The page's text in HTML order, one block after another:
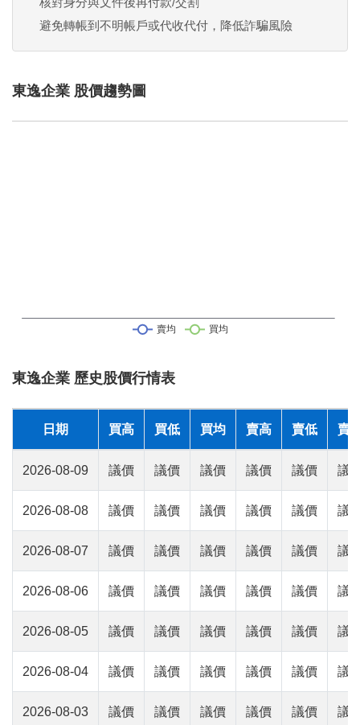
避免轉帳到不明帳戶或代收代付，降低詐騙風險
東逸企業 股價趨勢圖
東逸企業 歷史股價行情表
日期 買高 買低 買均 賣高 賣低 賣
2026-08-09 議價 議價 議價 議價 議價 議
2026-08-08 議價 議價 議價 議價 議價 議
2026-08-07 議價 議價 議價 議價 議價 議
2026-08-06 議價 議價 議價 議價 議價 議
2026-08-05 議價 議價 議價 議價 議價 議
2026-08-04 議價 議價 議價 議價 議價 議
2026-08-03 議價 議價 議價 議價 議價 議